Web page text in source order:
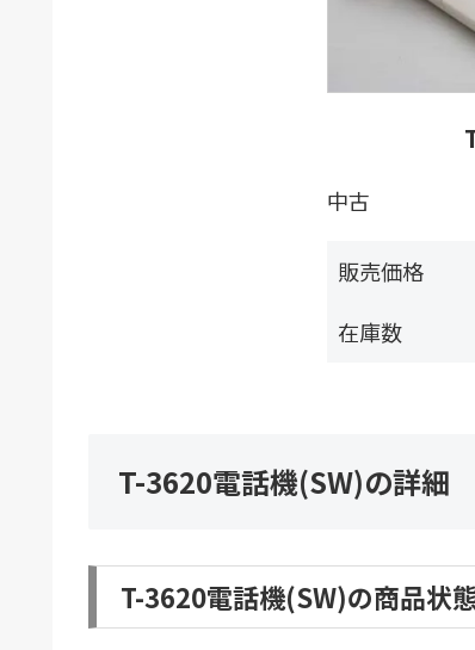
中古
販売価格
在庫数
T-3620電話機(SW)の詳細
T-3620電話機(SW)の商品状